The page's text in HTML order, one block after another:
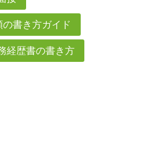
書き方ガイド
経歴書の書き方